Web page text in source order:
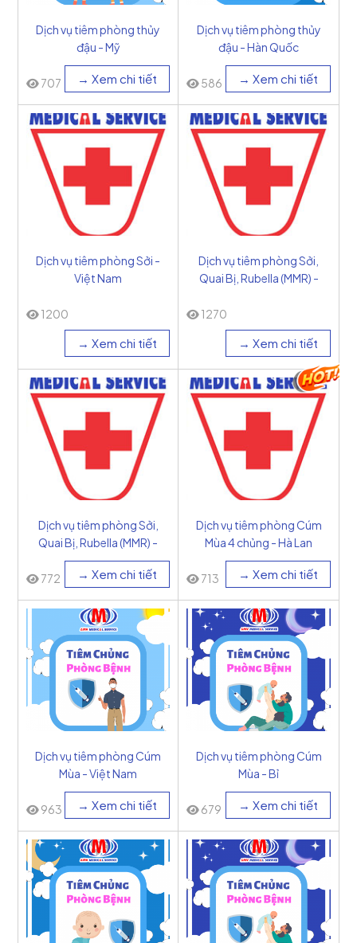
Dịch vụ tiêm phòng thủy
đậu - Mỹ
707 → Xem chi tiết
Dịch vụ tiêm phòng thủy
đậu - Hàn Quốc
586 → Xem chi tiết
Dịch vụ tiêm phòng Sởi -
Việt Nam
1200
→ Xem chi tiết
Dịch vụ tiêm phòng Sởi,
Quai Bị, Rubella (MMR) -
1270
→ Xem chi tiết
Dịch vụ tiêm phòng Sởi,
Quai Bị, Rubella (MMR) -
Mỹ
772
→ Xem chi tiết
Dịch vụ tiêm phòng Cúm
Mùa 4 chủng - Hà Lan
713 → Xem chi tiết
Dịch vụ tiêm phòng Cúm
Mùa - Việt Nam
963 → Xem chi tiết
Dịch vụ tiêm phòng Cúm
Mùa - Bỉ
679 → Xem chi tiết